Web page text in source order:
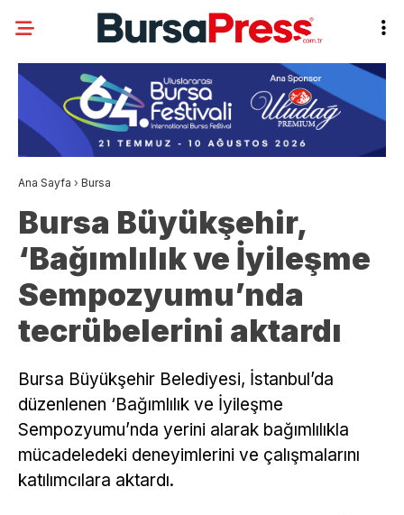
Ana Sayfa › Bursa
Bursa Büyükşehir,
‘Bağımlılık ve İyileşme
Sempozyumu’nda
tecrübelerini aktardı
Bursa Büyükşehir Belediyesi, İstanbul’da
düzenlenen ‘Bağımlılık ve İyileşme
Sempozyumu’nda yerini alarak bağımlılıkla
mücadeledeki deneyimlerini ve çalışmalarını
katılımcılara aktardı.